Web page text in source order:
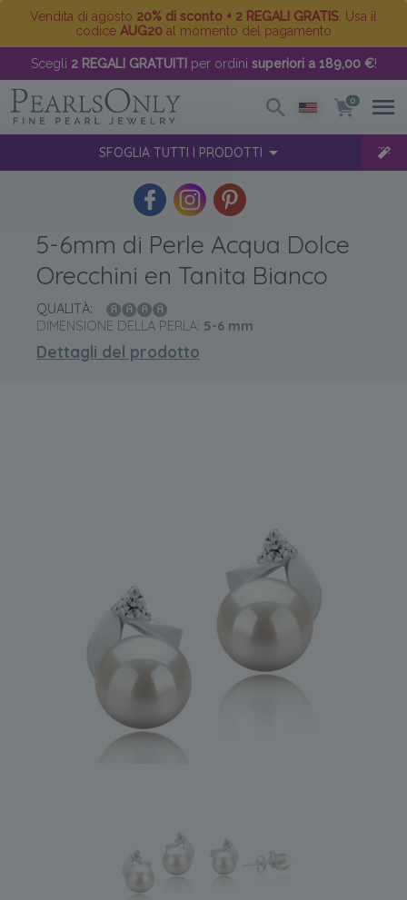
Vendita di agosto 20% di sconto + 2 REGALI GRATIS . Usa il
codice AUG20 al momento del pagamento
Scegli 2 REGALI GRATUITI per ordini superiori a 189,00 €!
0
SFOGLIA TUTTI I PRODOTTI
5-6mm di Perle Acqua Dolce
Orecchini en Tanita Bianco
QUALITÀ:
DIMENSIONE DELLA PERLA: 5-6 mm
Dettagli del prodotto